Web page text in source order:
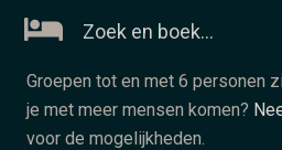
Zoek en boek…
Groepen tot en met 6 personen
je met meer mensen komen?
voor de mogelijkheden.